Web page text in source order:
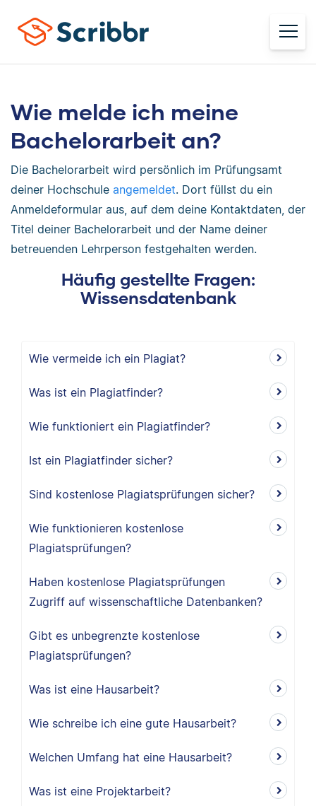
Wie melde ich meine
Bachelorarbeit an?
Die Bachelorarbeit wird persönlich im Prüfungsamt
deiner Hochschule angemeldet. Dort füllst du ein
Anmeldeformular aus, auf dem deine Kontaktdaten, der
Titel deiner Bachelorarbeit und der Name deiner
betreuenden Lehrperson festgehalten werden.
Häufig gestellte Fragen:
Wissensdatenbank
Wie vermeide ich ein Plagiat?
Was ist ein Plagiatfinder?
Wie funktioniert ein Plagiatfinder?
Ist ein Plagiatfinder sicher?
Sind kostenlose Plagiatsprüfungen sicher?
Wie funktionieren kostenlose
Plagiatsprüfungen?
Haben kostenlose Plagiatsprüfungen
Zugriff auf wissenschaftliche Datenbanken?
Gibt es unbegrenzte kostenlose
Plagiatsprüfungen?
Was ist eine Hausarbeit?
Wie schreibe ich eine gute Hausarbeit?
Welchen Umfang hat eine Hausarbeit?
Was ist eine Projektarbeit?